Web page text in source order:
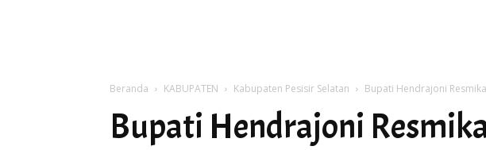
Beranda KABUPATEN Kabupaten Pesisir Selatan Bupati Hendrajoni
Bupati Hendrajoni